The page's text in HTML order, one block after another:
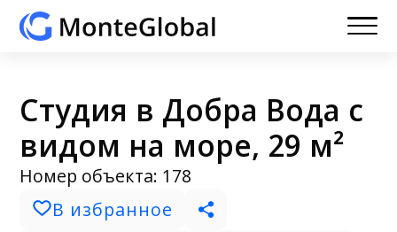
Студия в Добра Вода с
видом на море, 29 м²
Номер объекта: 178
В избранное